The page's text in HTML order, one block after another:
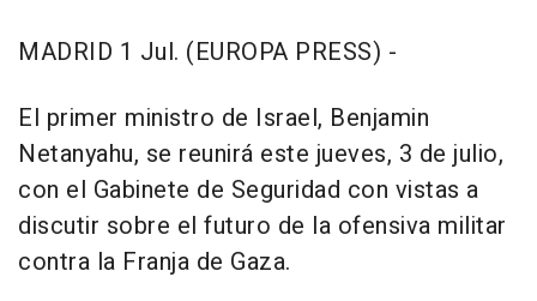
MADRID 1 Jul. (EUROPA PRESS) -
El primer ministro de Israel, Benjamin
Netanyahu, se reunirá este jueves, 3 de julio,
con el Gabinete de Seguridad con vistas a
discutir sobre el futuro de la ofensiva militar
contra la Franja de Gaza.